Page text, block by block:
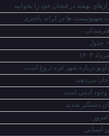
صهیونیست ها در کرانه باختری
+ جدول
درباره شهر غزه دروغ است
می‌دهند
وجود آدمی است
دستگیر شدند
آسیایی